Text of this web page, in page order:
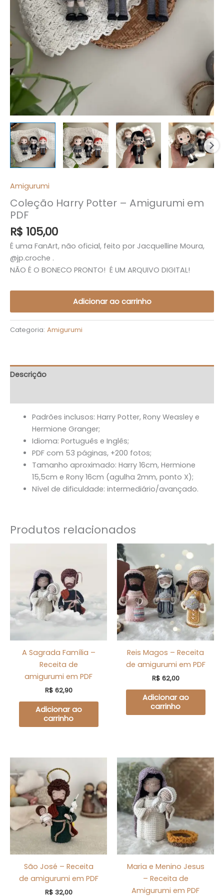
Amigurumi
Coleção Harry Potter – Amigurumi em
PDF
R$ 105,00
É uma FanArt, não oficial, feito por Jacquelline Moura,
@jp.croche .
NÃO É O BONECO PRONTO! É UM ARQUIVO DIGITAL!
Adicionar ao carrinho
Categoria: Amigurumi
Descrição
Padrões inclusos: Harry Potter, Rony Weasley e
Hermione Granger;
Idioma: Português e Inglês;
PDF com 53 páginas, +200 fotos;
Tamanho aproximado: Harry 16cm, Hermione
15,5cm e Rony 16cm (agulha 2mm, ponto X);
Nível de dificuldade: intermediário/avançado.
Produtos relacionados
A Sagrada Família –
Receita de
amigurumi em PDF
R$62,90
Adicionar ao
carrinho
Reis Magos – Receita
de amigurumi em PDF
R$62,00
Adicionar ao
carrinho
São José – Receita
de amigurumi em PDF
R$32,00
Maria e Menino Jesus
– Receita de
Amigurumi em PDF